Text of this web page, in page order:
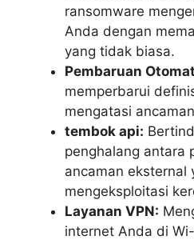
ransomware
Anda dengan
yang tidak biasa.
Pembaruan
memperbarui
mengatasi
tembok api:
penghalang antara
ancaman eksternal
mengeksploitasi
Layanan VPN:
internet Anda di